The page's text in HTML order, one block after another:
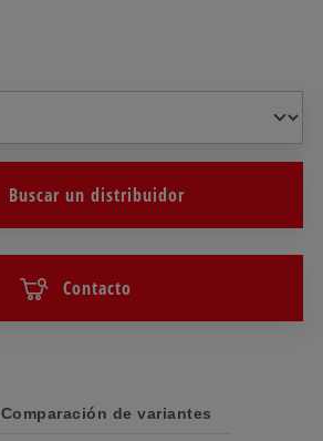
Buscar un distribuidor
Contacto
Comparación de variantes